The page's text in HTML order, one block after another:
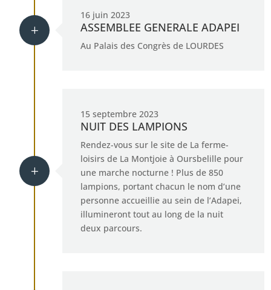
L
16 juin 2023
ASSEMBLEE GENERALE ADAPEI
Au Palais des Congrès de LOURDES
L
15 septembre 2023
NUIT DES LAMPIONS
Rendez-vous sur le site de La ferme-
loisirs de La Montjoie à Oursbelille pour
une marche nocturne ! Plus de 850
lampions, portant chacun le nom d’une
personne accueillie au sein de l’Adapei,
illumineront tout au long de la nuit
deux parcours.